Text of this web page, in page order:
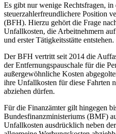
Es gibt nur wenige Rechtsfragen, in
steuerzahlerfreundlichere Position
(BFH). Hierzu gehört die Frage
Unfallkosten, die Arbeitnehmern
und erster Tätigkeitsstätte entstehen.
Der BFH vertritt seit 2014 die
der Entfernungspauschale für die
außergewöhnliche Kosten
ihre Unfallkosten für diese Fahrten
abziehen dürfen.
Für die Finanzämter gilt hingegen
Bundesfinanzministeriums (BMF)
Unfallkosten ausdrücklich neben